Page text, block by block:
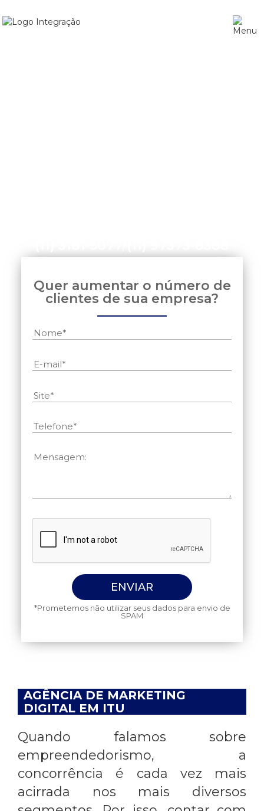
*Prometemos não utilizar seus dados para envio de
SPAM
AGÊNCIA DE MARKETING
DIGITAL EM ITU
Quando falamos sobre
empreendedorismo, a
concorrência é cada vez mais
acirrada nos mais diversos